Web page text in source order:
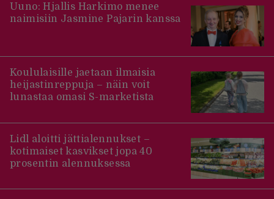
Uuno: Hjallis Harkimo menee
naimisiin Jasmine Pajarin kanssa
Koululaisille jaetaan ilmaisia
heijastinreppuja – näin voit
lunastaa omasi S-marketista
Lidl aloitti jättialennukset –
kotimaiset kasvikset jopa 40
prosentin alennuksessa